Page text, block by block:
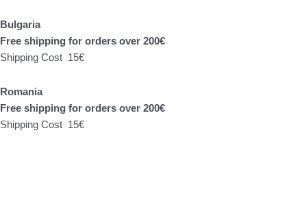
Bulgaria
Free shipping for orders over 200€
Shipping Cost 15€
Romania
Free shipping for orders over 200€
Shipping Cost 15€